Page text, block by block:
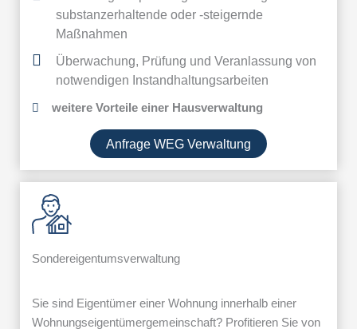
substanzerhaltende oder -steigernde
Maßnahmen
Überwachung, Prüfung und Veranlassung von
notwendigen Instandhaltungsarbeiten
weitere Vorteile einer Hausverwaltung
Anfrage WEG Verwaltung
Sonder­eigentums­verwaltung
Sie sind Eigentümer einer Wohnung innerhalb einer
Wohnungseigentümergemeinschaft? Profitieren Sie von